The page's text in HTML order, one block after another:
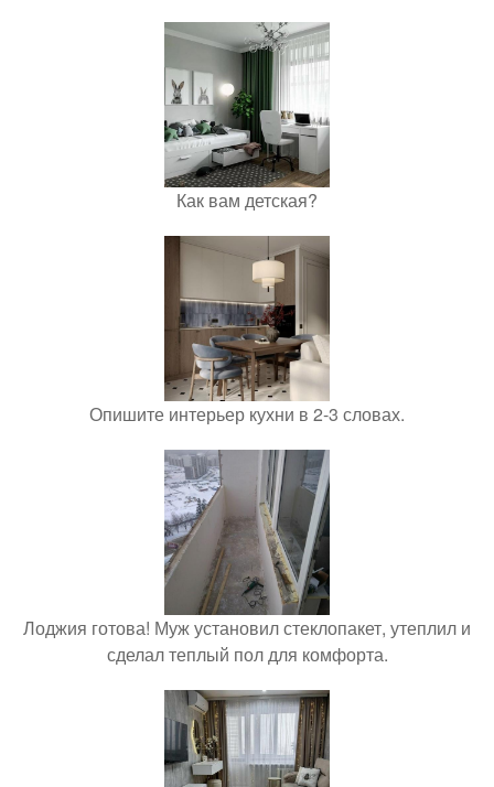
Как вам детская?
Опишите интерьер кухни в 2-3 словах.
Лоджия готова! Муж установил стеклопакет, утеплил и
сделал теплый пол для комфорта.